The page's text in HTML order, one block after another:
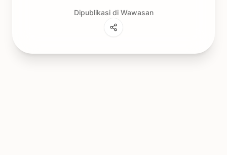
Dipublikasi di Wawasan